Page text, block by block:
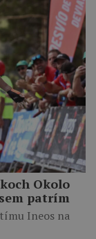
Okolo
patrím
Ineos na